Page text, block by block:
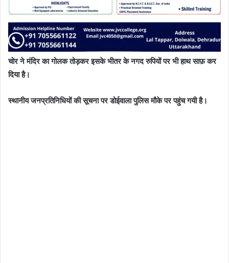
चोर ने मंदिर का गोलक तोड़कर इसके भीतर के नगद रुपियों पर भी हाथ साफ़ कर
दिया है।
स्थानीय जनप्रतिनिधियों की सूचना पर डोईवाला पुलिस मौके पर पहुंच गयी है।